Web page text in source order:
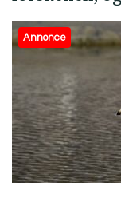
Annonce